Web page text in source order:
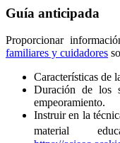
Guía anticipada
Proporcionar
familiares y cuidadores
Características de
Duración de los
empeoramiento.
Instruir en la
material